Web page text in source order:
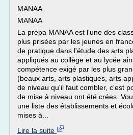
MANAA
MANAA
La prépa MANAA est l'une des
plus prisées par les jeunes en
de pratique dans l'étude des arts
appliqués au collège et au lycée
compétence exigé par les plus
(beaux arts, arts plastiques, arts
de niveau qu'il faut combler, c'est
de mise à niveau ont été crées.
une liste des établissements et
mises à...
Lire la suite